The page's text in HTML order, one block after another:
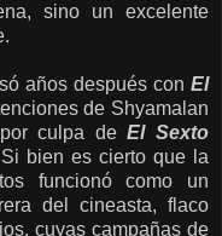
sino un excelente
años después con El
de Shyamalan
culpa deEl Sexto
bien es cierto que la
funcionó como un
del cineasta, flaco
cuyas campañas de